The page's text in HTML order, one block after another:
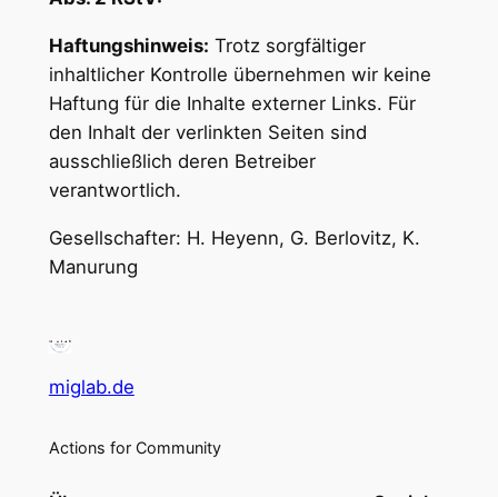
Haftungshinweis: Trotz sorgfältiger
inhaltlicher Kontrolle übernehmen wir keine
Haftung für die Inhalte externer Links. Für
den Inhalt der verlinkten Seiten sind
ausschließlich deren Betreiber
verantwortlich.
Gesellschafter: H. Heyenn, G. Berlovitz, K.
Manurung
miglab.de
Actions for Community